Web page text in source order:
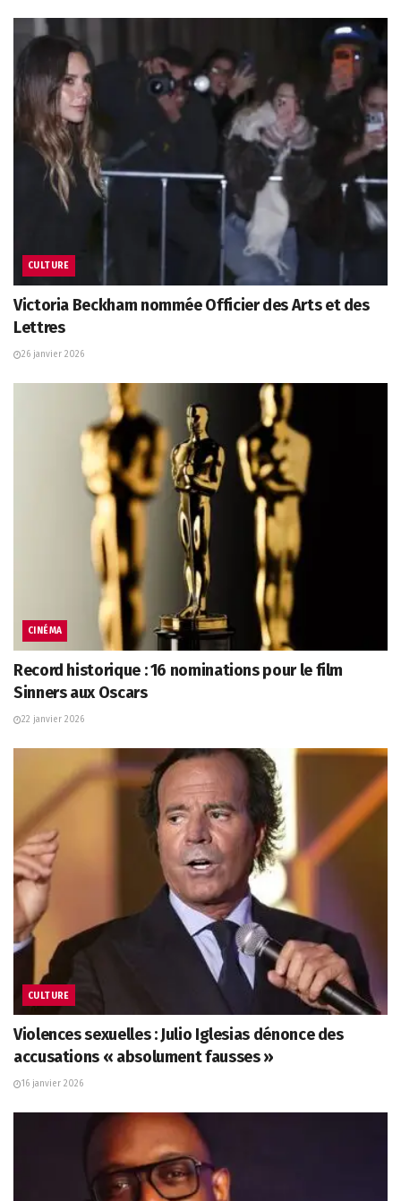
CULTURE
Victoria Beckham nommée Officier des Arts et des
Lettres
26 janvier 2026
CINÉMA
Record historique : 16 nominations pour le film
Sinners aux Oscars
22 janvier 2026
CULTURE
Violences sexuelles : Julio Iglesias dénonce des
accusations « absolument fausses »
16 janvier 2026